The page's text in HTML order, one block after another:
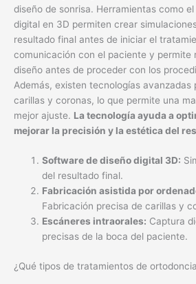
diseño de sonrisa. Herramientas como
digital en 3D permiten crear
resultado final antes de iniciar el
comunicación con el paciente y permite
diseño antes de proceder con los
Además, existen tecnologías avanzadas
carillas y coronas, lo que permite una
mejor ajuste. La tecnología ayuda a
mejorar la precisión y la estética del
Software de diseño digital 3D:
del resultado final.
Fabricación asistida por
Fabricación precisa de carillas y
Escáneres intraorales: Captura
precisas de la boca del paciente.
¿Qué tipos de tratamientos de